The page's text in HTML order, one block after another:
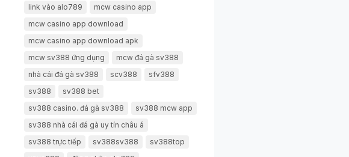
link vào alo789
mcw casino app
mcw casino app download
mcw casino app download apk
mcw sv388 ứng dụng
mcw đá gà sv388
nhà cái đá gà sv388
scv388
sfv388
sv388
sv388 bet
sv388 casino. đá gà sv388
sv388 mcw app
sv388 nhà cái đá gà uy tín châu á
sv388 trực tiếp
sv388sv388
sv388top